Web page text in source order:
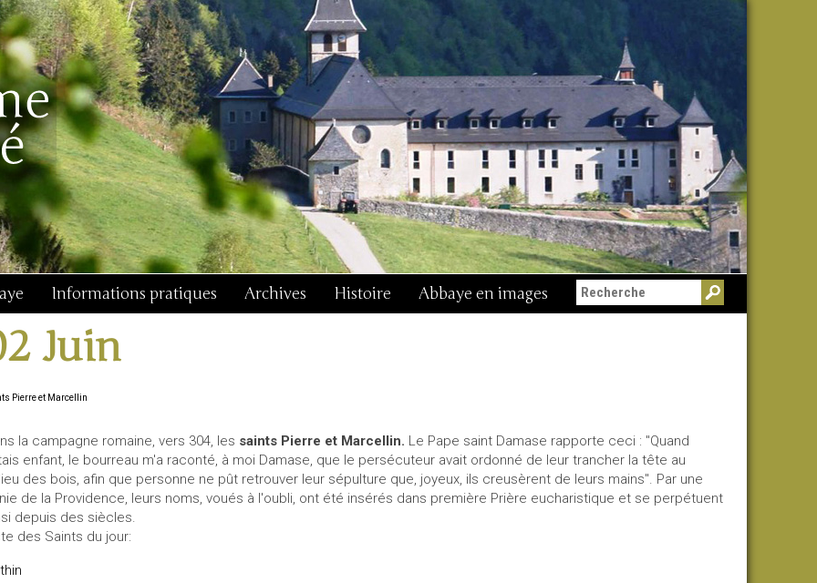
Informations pratiques Archives Histoire Abbaye en images
Juin
Pierre et Marcellin
la campagne romaine, vers 304, les saints Pierre et Marcellin. Le Pape saint Damase rapporte ceci : "Quand
enfant, le bourreau m'a raconté, à moi Damase, que le persécuteur avait ordonné de leur trancher la tête au
des bois, afin que personne ne pût retrouver leur sépulture que, joyeux, ils creusèrent de leurs mains". Par une
de la Providence, leurs noms, voués à l'oubli, ont été insérés dans première Prière eucharistique et se perpétuent
depuis des siècles.
des Saints du jour: